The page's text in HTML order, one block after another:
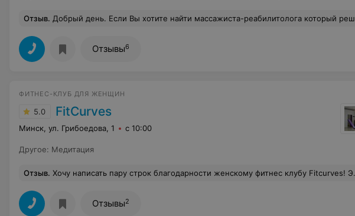
Отзыв. Добрый день. Если Вы хотите найти массажиста-реабилитолога который решит Вашу проблему, то Вам в WELLNESS SPA PLuS. Кстати, после массажа можно сделать быструю укладку волос. Мастер Надежда сделает полное преображение. Приятная цена и качественные материалы!
Отзывы6
ФИТНЕС-КЛУБ ДЛЯ ЖЕНЩИН
5.0 FitCurves
Минск, ул. Грибоедова, 1 с 10:00
Другое: Медитация
Отзыв. Хочу написать пару строк благодарности женскому фитнес клубу Fitcurves! Это не просто фитнес, это то место, где ты чувствуешь себя особенной, настоящей, женственной, где достигаются все цели и тебе всегда рады. Мне нравится, что тренировка занимает всего лишь 30 минут, и в любое время можно приходить - это очень удобно, когда ты занята постоянно. К тому же тренировка позволяет не только похудеть, набрать мышечную массу, но и улучшить состояние своего здоровья, что самое главное. А еще офигенно то, что ты всегда в Отличном настроение после тренировки. Отдельная Благодарность тренерам, которые следят за техникой выполнения, самочувствием и помогают достичь нужных целей. Fitcurves - Это вторая Семья для меня.
Отзывы2